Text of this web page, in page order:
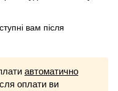
вам після
автоматично
оплати ви